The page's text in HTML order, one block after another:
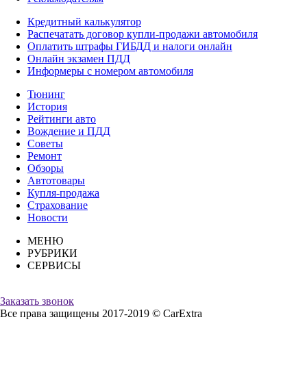
Кредитный калькулятор
Распечатать договор купли-продажи автомобиля
Оплатить штрафы ГИБДД и налоги онлайн
Онлайн экзамен ПДД
Информеры с номером автомобиля
Тюнинг
История
Рейтинги авто
Вождение и ПДД
Советы
Ремонт
Обзоры
Автотовары
Купля-продажа
Страхование
Новости
МЕНЮ
РУБРИКИ
СЕРВИСЫ
Заказать звонок
Все права защищены 2017-2019 © CarExtra